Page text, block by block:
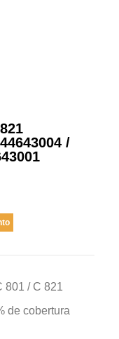
/
801 / C 821
de cobertura